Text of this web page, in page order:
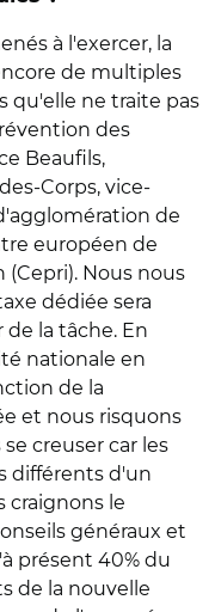
à l'exercer, la
de multiples
qu'elle ne traite pas
des
Beaufils,
Corps, vice-
de
européen de
Nous nous
dédiée sera
la tâche. En
nationale en
de la
et nous risquons
creuser car les
différents d'un
craignons le
généraux et
présent 40% du
de la nouvelle